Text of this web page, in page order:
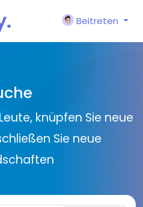
Beitreten
knüpfen Sie neue
Sie neue